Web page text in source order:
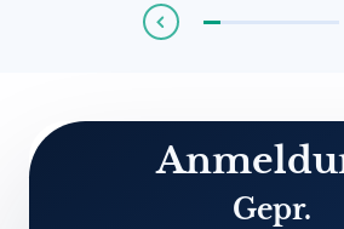
Gepr.